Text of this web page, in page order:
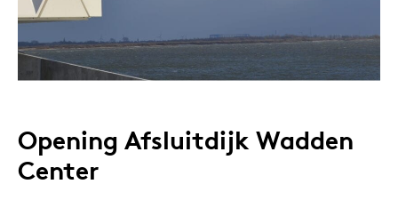
Opening Afsluitdijk Wadden
Center